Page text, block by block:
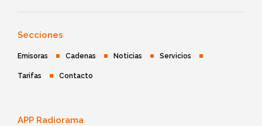
Secciones
Emisoras Cadenas Noticias Servicios
Tarifas Contacto
APP Radiorama